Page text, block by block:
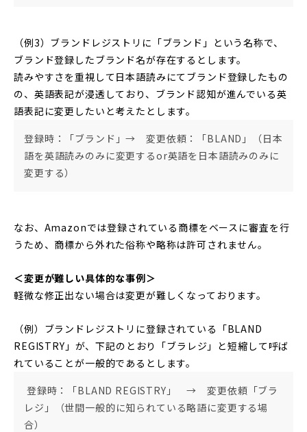
（例3）ブランドレジストリに「ブランド」という名称で、
ブランド登録したブランド名が存在するとします。
読みやすさを重視して日本語読みにてブランド登録したもの
の、英語表記が浸透しており、ブランド認知が進んでいる英
語表記に変更したいと考えたとします。
登録時：「ブランド」→ 変更依頼：「BLAND」（日本
語を英語読みのみに変更するor英語を日本語読みのみに
変更する）
なお、Amazonでは登録されている商標をベースに審査を行
うため、商標から外れた俗称や略称は許可されません。
＜変更が難しい具体的な事例＞
軽微な修正出ない場合は変更が難しくなっております。
（例）ブランドレジストリに登録されている「BLAND
REGISTRY」が、下記のとおり「ブラレジ」と短縮して呼ば
れていることが一般的であるとします。
登録時：「BLAND REGISTRY」 → 変更依頼「ブラ
レジ」（世間一般的に知られている略語に変更する場
合）